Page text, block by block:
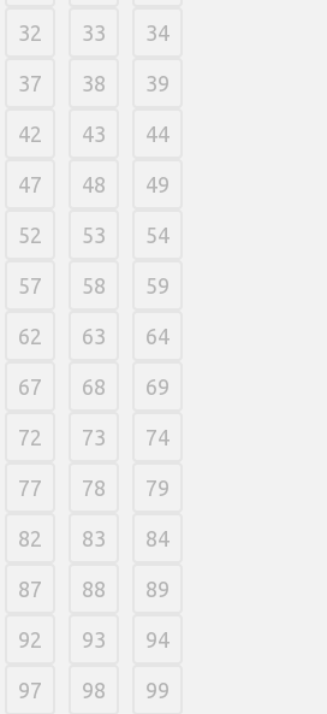
32 33 34
37 38 39
42 43 44
47 48 49
52 53 54
57 58 59
62 63 64
67 68 69
72 73 74
77 78 79
82 83 84
87 88 89
92 93 94
97 98 99